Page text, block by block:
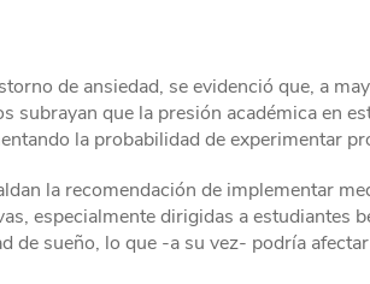
de ansiedad, se evidenció que, a
subrayan que la presión académica en
la probabilidad de experimentar
la recomendación de implementar
especialmente dirigidas a estudiantes
de sueño, lo que -a su vez- podría